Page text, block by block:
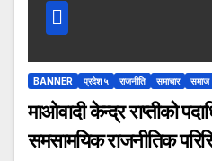
BANNER प्रदेश ५ राजनीति समाचार समाज
माओवादी केन्द्र राप्तीको
समसामयिक राजनीतिक